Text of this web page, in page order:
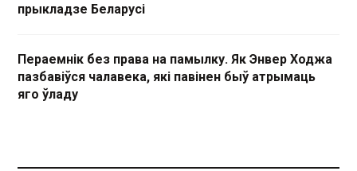
прыкладзе Беларусі
Пераемнік без права на памылку. Як Энвер Ходжа
пазбавіўся чалавека, які павінен быў атрымаць
яго ўладу